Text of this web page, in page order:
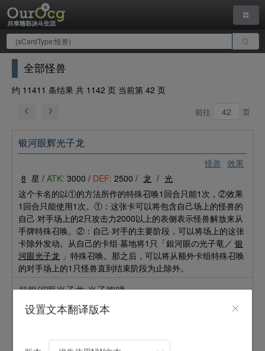
全部怪兽
约 11411 条结果 共 1142 页 当前第 42 页
前往 页
怪兽 效果
银河眼辉光子龙
8 星 / ATK: 3000 / DEF: 2500 / 龙 / 光
这个卡名的以①的方法所作的特殊召唤1回合只能1次，②效果
1回合只能使用1次。①：这张卡可以将包含自己场上的怪兽的
自己·对手场上的2只攻击力2000以上的表侧表示怪兽解放来从
手牌特殊召唤。②：自己·对手的主要阶段，可以将场上的这张
卡除外发动。从自己的卡组·墓地将1只「銀河眼の光子竜／ 银
河眼光子龙 」特殊召唤。那之后，可以将从额外卡组特殊召唤
的对手场上的1只怪兽直到结束阶段为止除外。
XYZ
超银河眼光子龙-光子咆哮
等级8怪兽×3
设置文本翻译版本